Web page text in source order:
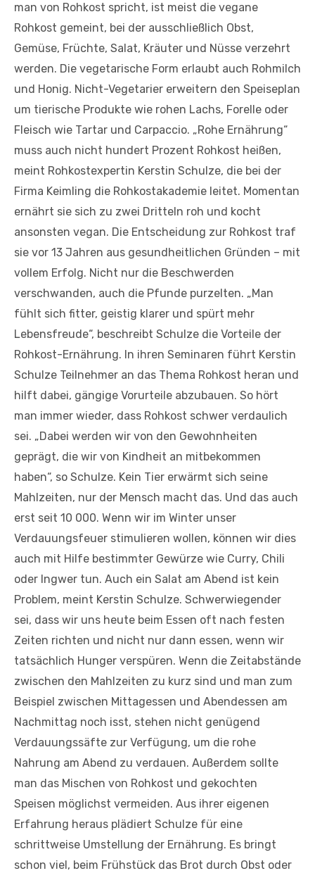
man von Rohkost spricht, ist meist die vegane
Rohkost gemeint, bei der ausschließlich Obst,
Gemüse, Früchte, Salat, Kräuter und Nüsse verzehrt
werden. Die vegetarische Form erlaubt auch Rohmilch
und Honig. Nicht-Vegetarier erweitern den Speiseplan
um tierische Produkte wie rohen Lachs, Forelle oder
Fleisch wie Tartar und Carpaccio. „Rohe Ernährung“
muss auch nicht hundert Prozent Rohkost heißen,
meint Rohkostexpertin Kerstin Schulze, die bei der
Firma Keimling die Rohkostakademie leitet. Momentan
ernährt sie sich zu zwei Dritteln roh und kocht
ansonsten vegan. Die Entscheidung zur Rohkost traf
sie vor 13 Jahren aus gesundheitlichen Gründen – mit
vollem Erfolg. Nicht nur die Beschwerden
verschwanden, auch die Pfunde purzelten. „Man
fühlt sich fitter, geistig klarer und spürt mehr
Lebensfreude“, beschreibt Schulze die Vorteile der
Rohkost-Ernährung. In ihren Seminaren führt Kerstin
Schulze Teilnehmer an das Thema Rohkost heran und
hilft dabei, gängige Vorurteile abzubauen. So hört
man immer wieder, dass Rohkost schwer verdaulich
sei. „Dabei werden wir von den Gewohnheiten
geprägt, die wir von Kindheit an mitbekommen
haben“, so Schulze. Kein Tier erwärmt sich seine
Mahlzeiten, nur der Mensch macht das. Und das auch
erst seit 10 000. Wenn wir im Winter unser
Verdauungsfeuer stimulieren wollen, können wir dies
auch mit Hilfe bestimmter Gewürze wie Curry, Chili
oder Ingwer tun. Auch ein Salat am Abend ist kein
Problem, meint Kerstin Schulze. Schwerwiegender
sei, dass wir uns heute beim Essen oft nach festen
Zeiten richten und nicht nur dann essen, wenn wir
tatsächlich Hunger verspüren. Wenn die Zeitabstände
zwischen den Mahlzeiten zu kurz sind und man zum
Beispiel zwischen Mittagessen und Abendessen am
Nachmittag noch isst, stehen nicht genügend
Verdauungssäfte zur Verfügung, um die rohe
Nahrung am Abend zu verdauen. Außerdem sollte
man das Mischen von Rohkost und gekochten
Speisen möglichst vermeiden. Aus ihrer eigenen
Erfahrung heraus plädiert Schulze für eine
schrittweise Umstellung der Ernährung. Es bringt
schon viel, beim Frühstück das Brot durch Obst oder